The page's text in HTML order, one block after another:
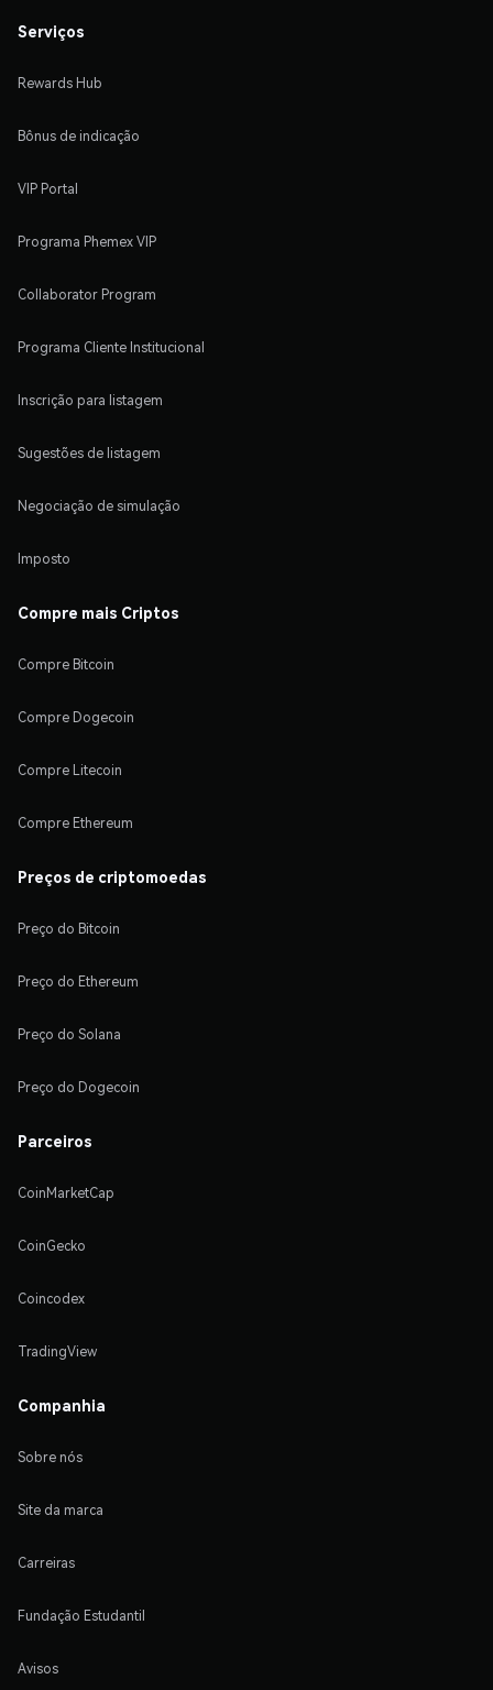
Serviços
Rewards Hub
Bônus de indicação
VIP Portal
Programa Phemex VIP
Collaborator Program
Programa Cliente Institucional
Inscrição para listagem
Sugestões de listagem
Negociação de simulação
Imposto
Compre mais Criptos
Compre Bitcoin
Compre Dogecoin
Compre Litecoin
Compre Ethereum
Preços de criptomoedas
Preço do Bitcoin
Preço do Ethereum
Preço do Solana
Preço do Dogecoin
Parceiros
CoinMarketCap
CoinGecko
Coincodex
TradingView
Companhia
Sobre nós
Site da marca
Carreiras
Fundação Estudantil
Avisos